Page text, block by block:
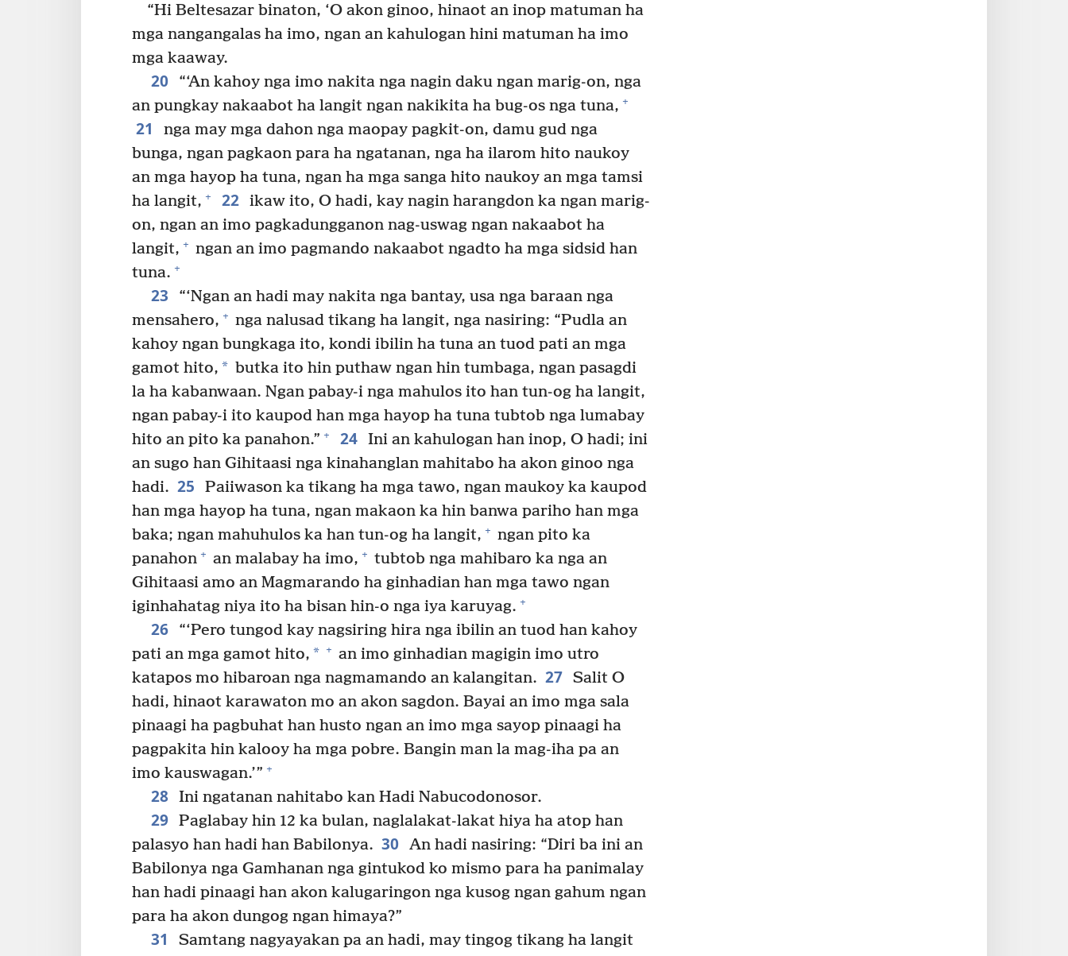
“Hi Beltesazar binaton, ‘O akon ginoo, hinaot an inop matuman ha
mga nangangalas ha imo, ngan an kahulogan hini matuman ha imo
mga kaaway.
20
“‘An kahoy nga imo nakita nga nagin daku ngan marig-on, nga
an pungkay nakaabot ha langit ngan nakikita ha bug-os nga tuna, +
21
nga may mga dahon nga maopay pagkit-on, damu gud nga
bunga, ngan pagkaon para ha ngatanan, nga ha ilarom hito naukoy
an mga hayop ha tuna, ngan ha mga sanga hito naukoy an mga tamsi
ha langit, + 22 ikaw ito, O hadi, kay nagin harangdon ka ngan marig-
on, ngan an imo pagkadungganon nag-uswag ngan nakaabot ha
langit, + ngan an imo pagmando nakaabot ngadto ha mga sidsid han
tuna. +
23
“‘Ngan an hadi may nakita nga bantay, usa nga baraan nga
mensahero, + nga nalusad tikang ha langit, nga nasiring: “Pudla an
kahoy ngan bungkaga ito, kondi ibilin ha tuna an tuod pati an mga
gamot hito, * butka ito hin puthaw ngan hin tumbaga, ngan pasagdi
la ha kabanwaan. Ngan pabay-i nga mahulos ito han tun-og ha langit,
ngan pabay-i ito kaupod han mga hayop ha tuna tubtob nga lumabay
hito an pito ka panahon.” + 24 Ini an kahulogan han inop, O hadi; ini
an sugo han Gihitaasi nga kinahanglan mahitabo ha akon ginoo nga
hadi. 25
Paiiwason ka tikang ha mga tawo, ngan maukoy ka kaupod
han mga hayop ha tuna, ngan makaon ka hin banwa pariho han mga
baka; ngan mahuhulos ka han tun-og ha langit, + ngan pito ka
panahon + an malabay ha imo, + tubtob nga mahibaro ka nga an
Gihitaasi amo an Magmarando ha ginhadian han mga tawo ngan
iginhahatag niya ito ha bisan hin-o nga iya karuyag. +
26
“‘Pero tungod kay nagsiring hira nga ibilin an tuod han kahoy
pati an mga gamot hito, * + an imo ginhadian magigin imo utro
katapos mo hibaroan nga nagmamando an kalangitan. 27 Salit O
hadi, hinaot karawaton mo an akon sagdon. Bayai an imo mga sala
pinaagi ha pagbuhat han husto ngan an imo mga sayop pinaagi ha
pagpakita hin kalooy ha mga pobre. Bangin man la mag-iha pa an
imo kauswagan.’” +
28 Ini ngatanan nahitabo kan Hadi Nabucodonosor.
29 Paglabay hin 12 ka bulan, naglalakat-lakat hiya ha atop han
palasyo han hadi han Babilonya. 30 An hadi nasiring: “Diri ba ini an
Babilonya nga Gamhanan nga gintukod ko mismo para ha panimalay
han hadi pinaagi han akon kalugaringon nga kusog ngan gahum ngan
para ha akon dungog ngan himaya?”
31
Samtang nagyayakan pa an hadi, may tingog tikang ha langit